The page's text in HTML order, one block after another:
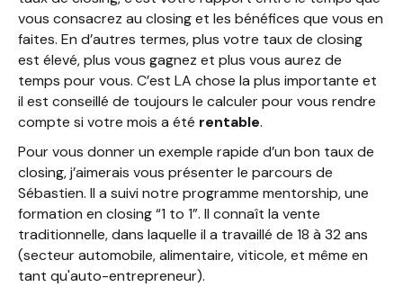
vous consacrez au closing et les bénéfices que vous en
faites. En d’autres termes, plus votre taux de closing
est élevé, plus vous gagnez et plus vous aurez de
temps pour vous. C’est LA chose la plus importante et
il est conseillé de toujours le calculer pour vous rendre
compte si votre mois a été rentable.
Pour vous donner un exemple rapide d’un bon taux de
closing, j’aimerais vous présenter le parcours de
Sébastien. Il a suivi notre programme mentorship, une
formation en closing “1 to 1”. Il connaît la vente
traditionnelle, dans laquelle il a travaillé de 18 à 32 ans
(secteur automobile, alimentaire, viticole, et même en
tant qu'auto-entrepreneur).